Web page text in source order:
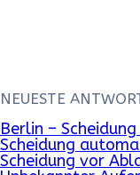
NEUESTE
Berlin –
Scheidung
Scheidung vor